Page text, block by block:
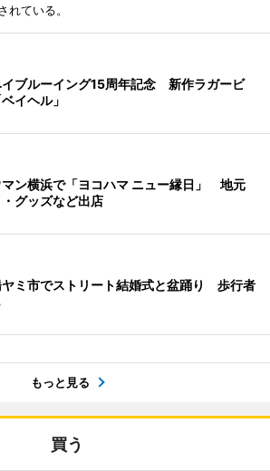
ている。
ブルーイング15周年記念 新作ラガービ
イヘル」
マン横浜で「ヨコハマ ニュー縁日」 地元
グッズなど出店
ミ市でストリート結婚式と盆踊り 歩行者
もっと見る
買う